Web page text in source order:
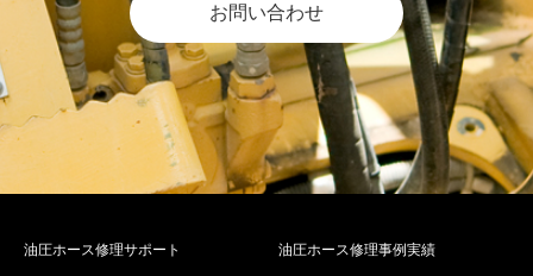
お問い合わせ
油圧ホース修理サポート 油圧ホース修理事例実績